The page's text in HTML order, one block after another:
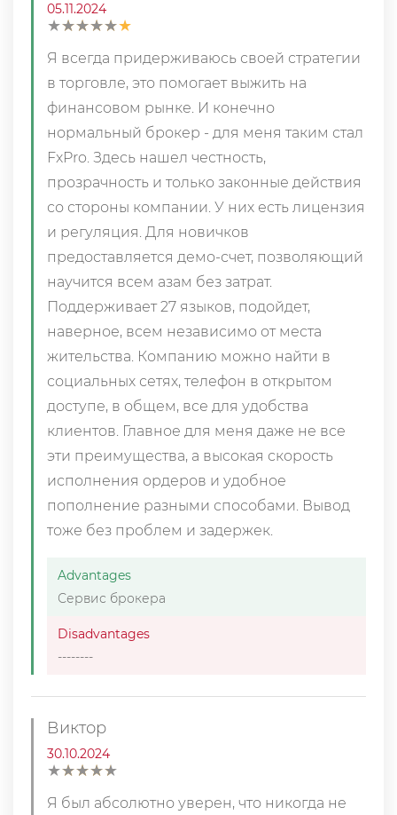
05.11.2024
★★
★★
★★
★★
★★
Я всегда придерживаюсь своей стратегии
в торговле, это помогает выжить на
финансовом рынке. И конечно
нормальный брокер - для меня таким стал
FxPro. Здесь нашел честность,
прозрачность и только законные действия
со стороны компании. У них есть лицензия
и регуляция. Для новичков
предоставляется демо-счет, позволяющий
научится всем азам без затрат.
Поддерживает 27 языков, подойдет,
наверное, всем независимо от места
жительства. Компанию можно найти в
социальных сетях, телефон в открытом
доступе, в общем, все для удобства
клиентов. Главное для меня даже не все
эти преимущества, а высокая скорость
исполнения ордеров и удобное
пополнение разными способами. Вывод
тоже без проблем и задержек.
Advantages
Сервис брокера
Disadvantages
--------
Виктор
30.10.2024
★★
★★
★★
★★
★
Я был абсолютно уверен, что никогда не